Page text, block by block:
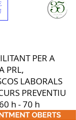
PER A
PRL,
LABORALS
PREVENTIU
h - 70 h
OBERTS